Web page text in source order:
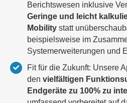
Berichtswesen inklusive
Geringe und leicht
Mobilitystatt
beispielsweise im
Systemerweiterungen und
Fit für die Zukunft: Unsere
den vielfältigen
Endgeräte zu 100% zu